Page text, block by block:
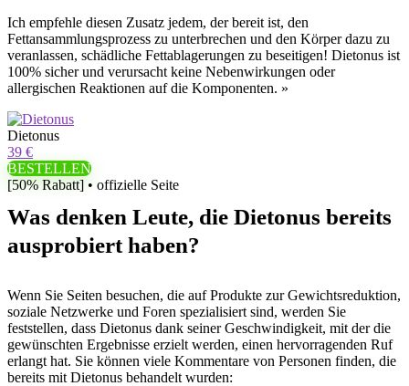
Ich empfehle diesen Zusatz jedem, der bereit ist, den
Fettansammlungsprozess zu unterbrechen und den Körper dazu zu
veranlassen, schädliche Fettablagerungen zu beseitigen! Dietonus ist
100% sicher und verursacht keine Nebenwirkungen oder
allergischen Reaktionen auf die Komponenten. »
Dietonus
39 €
BESTELLEN
[50% Rabatt] • offizielle Seite
Was denken Leute, die Dietonus bereits
ausprobiert haben?
Wenn Sie Seiten besuchen, die auf Produkte zur Gewichtsreduktion,
soziale Netzwerke und Foren spezialisiert sind, werden Sie
feststellen, dass Dietonus dank seiner Geschwindigkeit, mit der die
gewünschten Ergebnisse erzielt werden, einen hervorragenden Ruf
erlangt hat. Sie können viele Kommentare von Personen finden, die
bereits mit Dietonus behandelt wurden: